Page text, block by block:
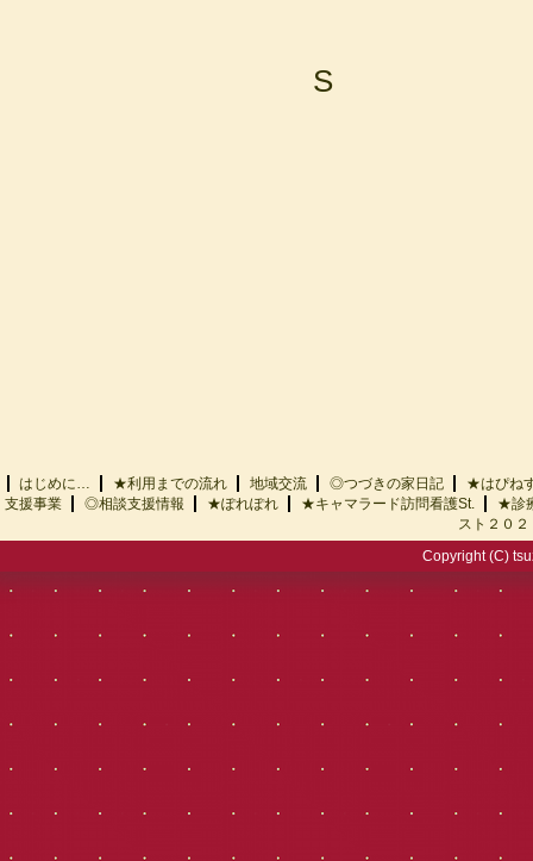
S
はじめに… ★利用までの流れ 地域交流 ◎つづきの家日記
★はぴ
支援事業
◎相談支援情報 ★ぽれぽれ ★キャマラード訪問看護St.
★診
スト２０２
Copyright (C)